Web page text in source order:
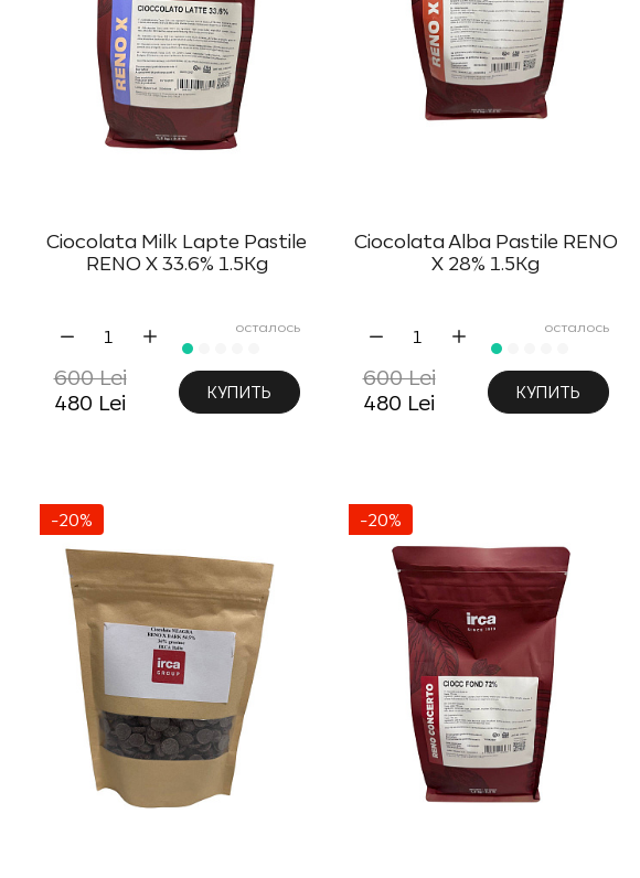
Ciocolata Milk Lapte Pastile
RENO X 33.6% 1.5Kg
осталось
600 Lei
480 Lei
КУПИТЬ
Ciocolata Alba Pastile RENO
X 28% 1.5Kg
осталось
600 Lei
480 Lei
КУПИТЬ
-20% -20%